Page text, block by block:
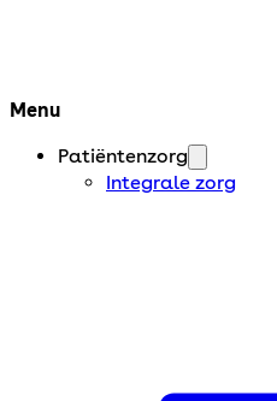
Menu
Patiëntenzorg
Integrale zorg